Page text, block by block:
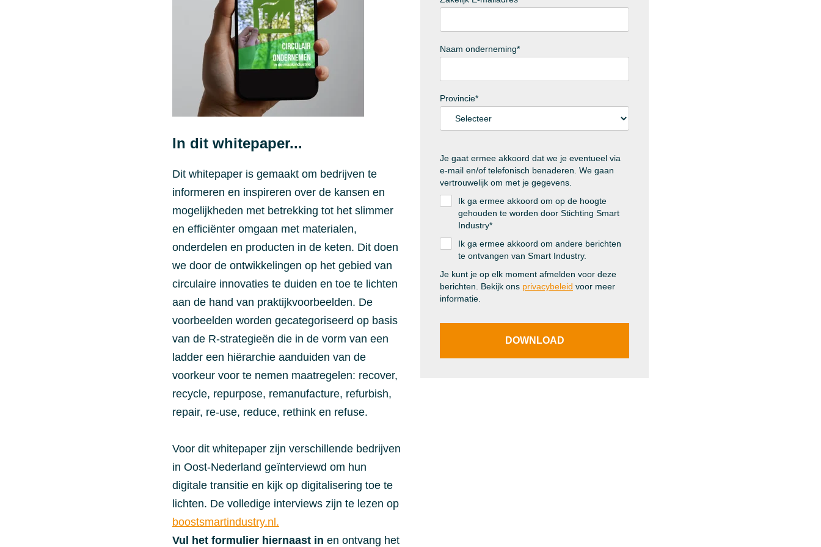
In dit whitepaper...
Dit whitepaper is gemaakt om bedrijven te
informeren en inspireren over de kansen en
mogelijkheden met betrekking tot het slimmer
en efficiënter omgaan met materialen,
onderdelen en producten in de keten. Dit doen
we door de ontwikkelingen op het gebied van
circulaire innovaties te duiden en toe te lichten
aan de hand van praktijkvoorbeelden. De
voorbeelden worden gecategoriseerd op basis
van de R-strategieën die in de vorm van een
ladder een hiërarchie aanduiden van de
voorkeur voor te nemen maatregelen: recover,
recycle, repurpose, remanufacture, refurbish,
repair, re-use, reduce, rethink en refuse.
Voor dit whitepaper zijn verschillende bedrijven
in Oost-Nederland geïnterviewd om hun
digitale transitie en kijk op digitalisering toe te
lichten. De volledige interviews zijn te lezen op
boostsmartindustry.nl.
Vul het formulier hiernaast in en ontvang het
Naam onderneming*
Provincie*
Je gaat ermee akkoord dat we je eventueel via
e-mail en/of telefonisch benaderen. We gaan
vertrouwelijk om met je gegevens.
Ik ga ermee akkoord om op de hoogte
gehouden te worden door Stichting Smart
Industry*
Ik ga ermee akkoord om andere berichten
te ontvangen van Smart Industry.
Je kunt je op elk moment afmelden voor deze
berichten. Bekijk ons privacybeleid voor meer
informatie.